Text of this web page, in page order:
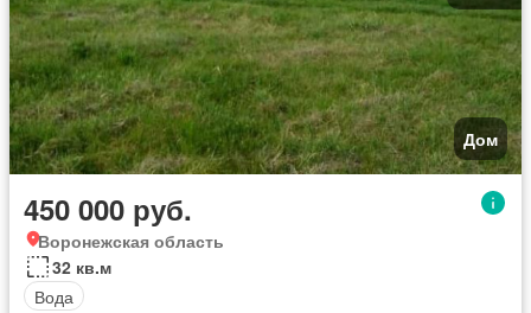
Дом
450 000 руб.
Воронежская область
32 кв.м
Вода